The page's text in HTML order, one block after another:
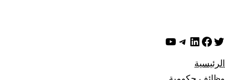
تويترفيسبوك
لينكد إن تيليجرام
يوتيوب
الرئيسية